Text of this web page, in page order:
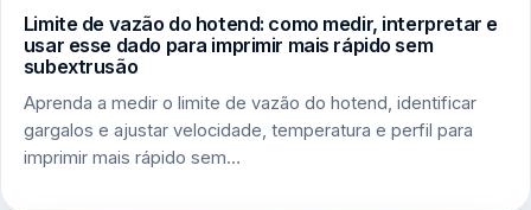
Limite de vazão do hotend: como medir, interpretar e
usar esse dado para imprimir mais rápido sem
subextrusão
Aprenda a medir o limite de vazão do hotend, identificar
gargalos e ajustar velocidade, temperatura e perfil para
imprimir mais rápido sem…